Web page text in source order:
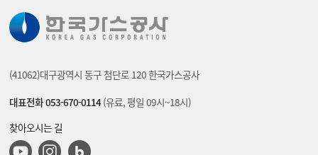
(41062)대구광역시 동구 첨단로 120 한국가스공사
대표전화 053-670-0114(유료, 평일 09시~18시)
찾아오시는 길
유튜브인스타그램블로그